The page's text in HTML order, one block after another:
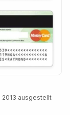
2013 ausgestellt